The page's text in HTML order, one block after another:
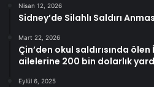
Nisan 12, 2026
Sidney’de Silahlı Saldırı
Mart 22, 2026
Çin’den okul saldırısında
ailelerine 200 bin dolarlık
Eylül 6, 2025